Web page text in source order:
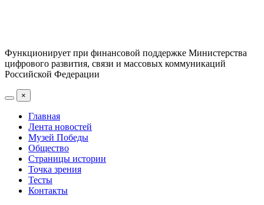
Функционирует при финансовой поддержке Министерства
цифрового развития, связи и массовых коммуникаций
Российской Федерации
×
Главная
Лента новостей
Музей Победы
Общество
Страницы истории
Точка зрения
Тесты
Контакты